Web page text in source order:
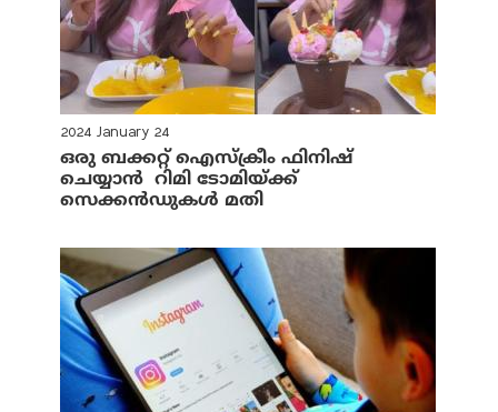
2024 January 24
ഒരു ബക്കറ്റ് ഐസ്‌ക്രീം ഫിനിഷ്
ചെയ്യാന്‍ റിമി ടോമിയ്ക്ക്
സെക്കന്‍ഡുകള്‍ മതി